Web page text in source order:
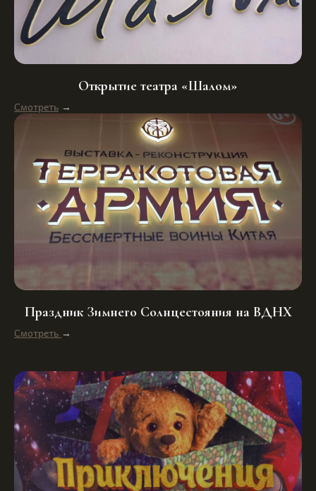
Открытие театра «Шалом»
Смотреть →
Праздник Зимнего Солнцестояния на ВДНХ
Смотреть →